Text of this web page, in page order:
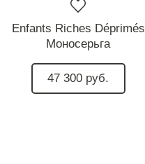
Enfants Riches Déprimés
Моносерьга
47 300 руб.